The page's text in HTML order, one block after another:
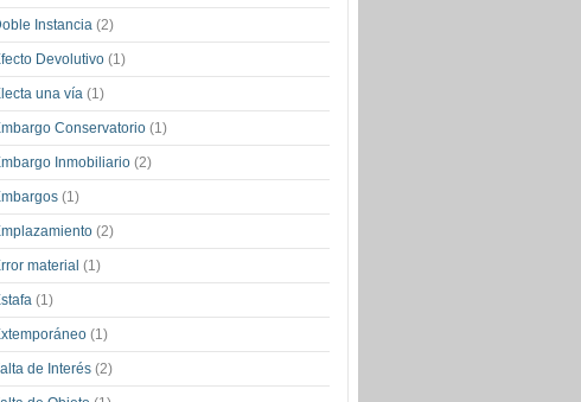
Instancia (2)
Devolutivo (1)
una vía (1)
Conservatorio (1)
Inmobiliario (2)
(1)
(2)
material (1)
(1)
(1)
de Interés (2)